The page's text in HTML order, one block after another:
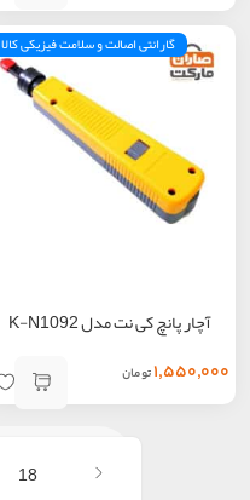
گارانتی اصالت و سلامت فیزیکی کالا
آچار پانچ کی نت مدل K-N1092
۱,۵۵۰,۰۰۰ تومان
18